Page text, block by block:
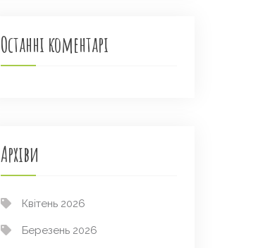
Останні коментарі
Архіви
Квітень 2026
Березень 2026